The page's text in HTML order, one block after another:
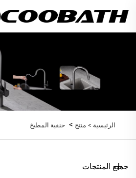
الرئيسية > منتج > حنفية المطبخ
جميع المنتجات